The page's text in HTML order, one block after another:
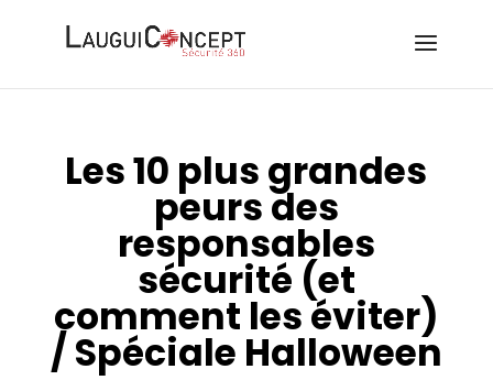
Les 10 plus grandes
peurs des
responsables
sécurité (et
comment les éviter)
/ Spéciale Halloween